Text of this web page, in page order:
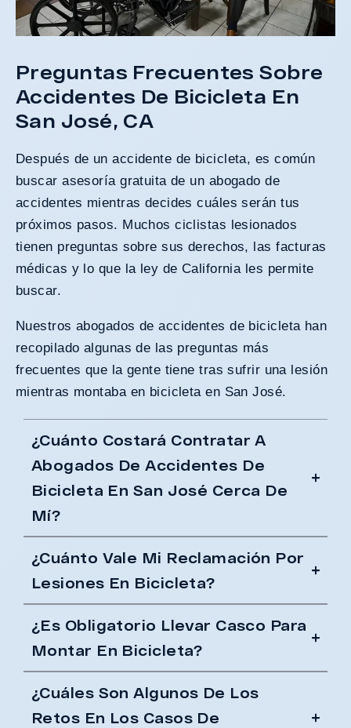
Preguntas Frecuentes Sobre
Accidentes De Bicicleta En
San José, CA
Después de un accidente de bicicleta, es común
buscar asesoría gratuita de un abogado de
accidentes mientras decides cuáles serán tus
próximos pasos. Muchos ciclistas lesionados
tienen preguntas sobre sus derechos, las facturas
médicas y lo que la ley de California les permite
buscar.
Nuestros abogados de accidentes de bicicleta han
recopilado algunas de las preguntas más
frecuentes que la gente tiene tras sufrir una lesión
mientras montaba en bicicleta en San José.
¿Cuánto Costará Contratar A
Abogados De Accidentes De
Bicicleta En San José Cerca De
Mí?
¿Cuánto Vale Mi Reclamación Por
Lesiones En Bicicleta?
¿Es Obligatorio Llevar Casco Para
Montar En Bicicleta?
¿Cuáles Son Algunos De Los
Retos En Los Casos De